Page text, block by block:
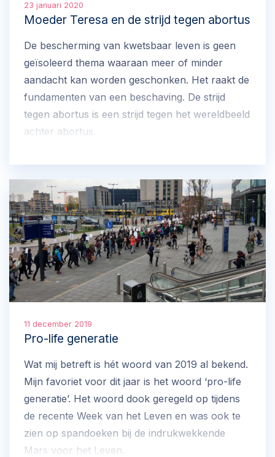
23 januari 2020
Moeder Teresa en de strijd tegen abortus
De bescherming van kwetsbaar leven is geen
geïsoleerd thema waaraan meer of minder
aandacht kan worden geschonken. Het raakt de
fundamenten van een beschaving. De strijd
tegen abortus is een strijd tegen het wereldbeeld
achter abortus.
11 december 2019
Pro-life generatie
Wat mij betreft is hét woord van 2019 al bekend.
Mijn favoriet voor dit jaar is het woord ‘pro-life
generatie’. Het woord dook geregeld op tijdens
de recente Week van het Leven en was ook te
zien op spandoeken bij de indrukwekkende
Mars voor het Leven.